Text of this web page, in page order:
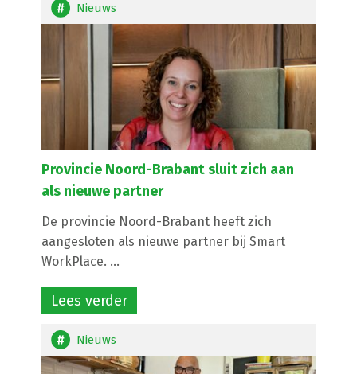
Nieuws
Provincie Noord-Brabant sluit zich aan
als nieuwe partner
De provincie Noord-Brabant heeft zich
aangesloten als nieuwe partner bij Smart
WorkPlace. ...
Lees verder
Nieuws